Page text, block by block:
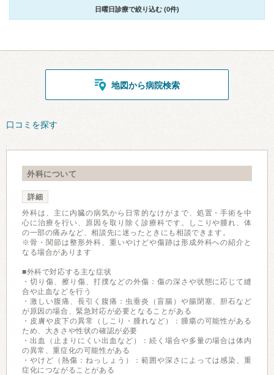
日曜日診療で絞り込む (0件)
地図から病院検索
口コミを探す
外科について
詳細
外科は、主に内臓の病気から日常的なけがまで、処置・手術を中
心に治療を行い、原因を取り除く診療科です。しこりや腫れ、体
の一部の痛みなど、相談先に迷ったときにも相談できます。
※骨・関節は整形外科、重いやけどや傷跡は形成外科への紹介と
なる場合があります
■外科で対応する主な症状
・切り傷、擦り傷、打撲などの外傷：傷の深さや状態に応じて縫
合や止血などを行う
・激しい腹痛、長引く腹痛：虫垂炎（盲腸）や腸閉塞、胆石など
が原因の場合、緊急対応が必要となることがある
・皮膚や皮下の異常（しこり・腫れなど）：腫瘍の可能性がある
ため、大きさや性状の確認が必要
・出血（止まりにくい出血など）：続く場合や多量の場合は体内
の異常、重症化の可能性がある
・やけど（熱傷：ねっしょう）：範囲や深さによっては感染、重
症化につながることがある